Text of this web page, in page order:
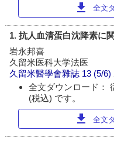
download 全文
1. 抗人血清蛋白沈降素に
岩永邦喜
久留米医科大学法医
久留米醫學會雜誌 13 (5/6)
全文ダウンロード：
(税込) です。
download 全文